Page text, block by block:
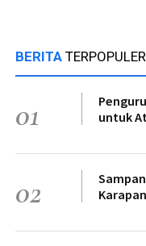
BERITA TERPOPULER
01
untuk
02